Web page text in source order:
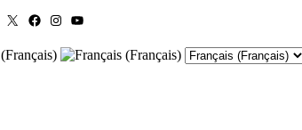
X FacebookInstagram